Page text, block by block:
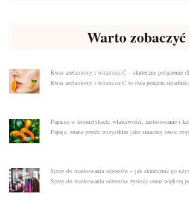
Warto zobaczyć
Kwas azelainowy i witamina C – skuteczne połączenie
Kwas azelainowy i witamina C to dwa potężne
Papaina w kosmetykach: właściwości, zastosowanie i
Papaja, znana przede wszystkim jako smaczny owoc
Spray do maskowania odrostów – jak skutecznie go
Spray do maskowania odrostów zyskuje coraz większą